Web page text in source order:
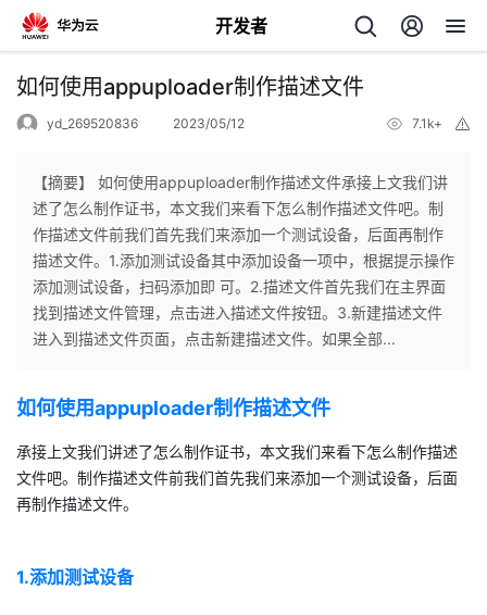
开发者
返
个
人
页
我
开
发
我
如何使用appuploader制作描述文件​
yd_269520836 2023/05/12 7.1k+
【摘要】 如何使用appuploader制作描述文件​承接上文我们讲
述了怎么制作证书，本文我们来看下怎么制作描述文件吧。​制
作描述文件前我们首先我们来添加一个测试设备，后面再制作
描述文件。1.添加测试设备​其中添加设备一项中，根据提示操作
添加测试设备，扫码添加即 可。​2.描述文件​首先我们在主界面
找到描述文件管理，点击进入描述文件按钮。​3.新建描述文件
进入到描述文件页面，点击新建描述文件。如果全部...
如何使用appuploader制作描述文件​
承接上文我们讲述了怎么制作证书，本文我们来看下怎么制作描述
文件吧。​制作描述文件前我们首先我们来添加一个测试设备，后面
再制作描述文件。
1.添加测试设备​